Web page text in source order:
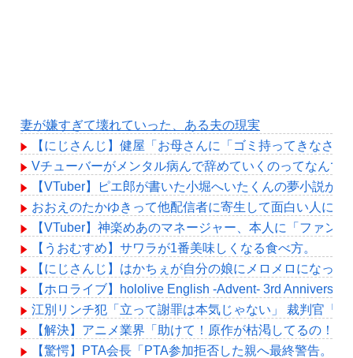
妻が嫌すぎて壊れていった、ある夫の現実
【にじさんじ】健屋「お母さんに「ゴミ持ってきなさ
Vチューバーがメンタル病んで辞めていくのってなんで
【VTuber】ピエ郎が書いた小堀へいたくんの夢小説が
おおえのたかゆきって他配信者に寄生して面白い人にな
【VTuber】神楽めあのマネージャー、本人に「ファン
【うおむすめ】サワラが1番美味しくなる食べ方。
【にじさんじ】はかちぇが自分の娘にメロメロになっと
【ホロライブ】hololive English -Advent- 3rd
江別リンチ犯「立って謝罪は本気じゃない」 裁判官「
【解決】アニメ業界「助けて！原作が枯渇してるの！
【驚愕】PTA会長「PTA参加拒否した親へ最終警告。こ